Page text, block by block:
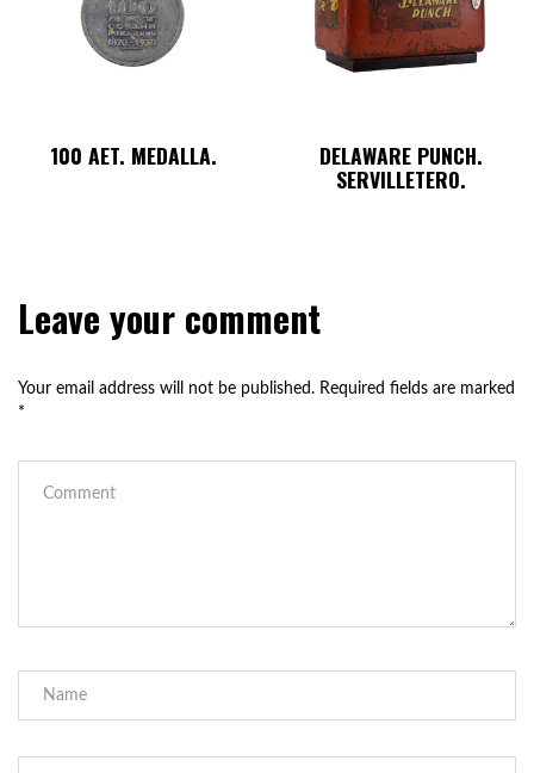
100 AET. MEDALLA. DELAWARE PUNCH.
SERVILLETERO.
Leave your comment
Your email address will not be published. Required fields are marked
*